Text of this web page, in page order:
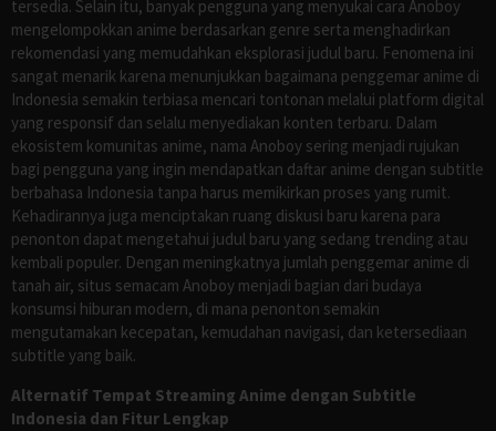
tersedia. Selain itu, banyak pengguna yang menyukai cara Anoboy
mengelompokkan anime berdasarkan genre serta menghadirkan
rekomendasi yang memudahkan eksplorasi judul baru. Fenomena ini
sangat menarik karena menunjukkan bagaimana penggemar anime di
Indonesia semakin terbiasa mencari tontonan melalui platform digital
yang responsif dan selalu menyediakan konten terbaru. Dalam
ekosistem komunitas anime, nama Anoboy sering menjadi rujukan
bagi pengguna yang ingin mendapatkan daftar anime dengan subtitle
berbahasa Indonesia tanpa harus memikirkan proses yang rumit.
Kehadirannya juga menciptakan ruang diskusi baru karena para
penonton dapat mengetahui judul baru yang sedang trending atau
kembali populer. Dengan meningkatnya jumlah penggemar anime di
tanah air, situs semacam Anoboy menjadi bagian dari budaya
konsumsi hiburan modern, di mana penonton semakin
mengutamakan kecepatan, kemudahan navigasi, dan ketersediaan
subtitle yang baik.
Alternatif Tempat Streaming Anime dengan Subtitle
Indonesia dan Fitur Lengkap